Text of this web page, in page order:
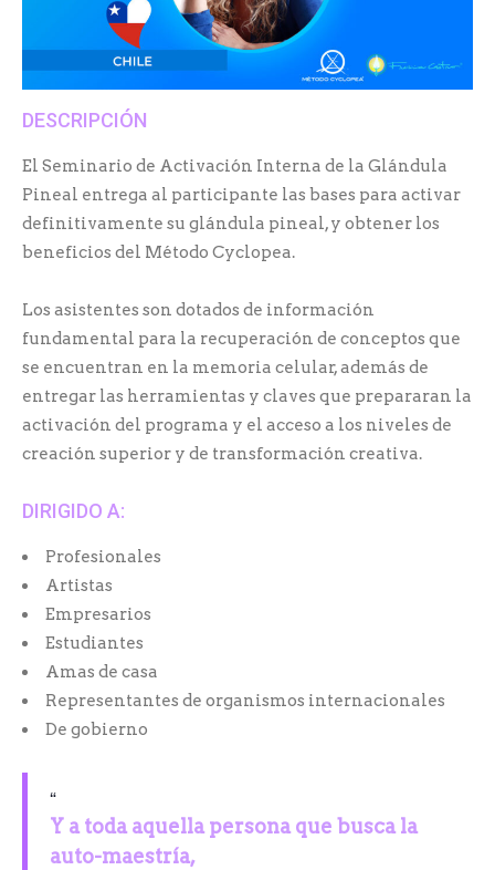
DESCRIPCIÓN
El Seminario de Activación Interna de la Glándula
Pineal entrega al participante las bases para activar
definitivamente su glándula pineal, y obtener los
beneficios del Método Cyclopea.
Los asistentes son dotados de información
fundamental para la recuperación de conceptos que
se encuentran en la memoria celular, además de
entregar las herramientas y claves que prepararan la
activación del programa y el acceso a los niveles de
creación superior y de transformación creativa.
DIRIGIDO A:
Profesionales
Artistas
Empresarios
Estudiantes
Amas de casa
Representantes de organismos internacionales
De gobierno
Y a toda aquella persona que busca la
auto-maestría,